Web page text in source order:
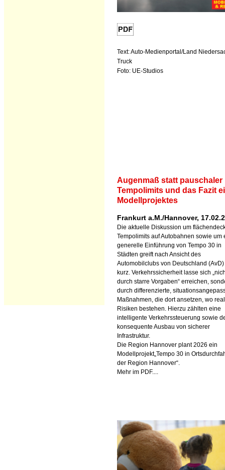
Text: Auto-Medienportal/Land
Truck
Foto: UE-Studios
Augenmaß statt pauschaler
Tempolimits und das Fazit
Modellprojektes
Frankurt a.M./Hannover,
Die aktuelle Diskussion um
Tempolimits auf Autobahnen sowie um
generelle Einführung von Tempo 30 in
Städten greift nach Ansicht des
Automobilclubs von Deutschland (AvD)
kurz. Verkehrssicherheit lasse sich
durch starre Vorgaben“ erreichen,
durch differenzierte,
Maßnahmen, die dort ansetzen, wo
Risiken bestehen. Hierzu zählten eine
intelligente Verkehrssteuerung sowie
konsequente Ausbau von sicherer
Infrastruktur.
Die Region Hannover plant 2026 ein
Modellprojekt„Tempo 30 in
der Region Hannover“.
Mehr im PDF....